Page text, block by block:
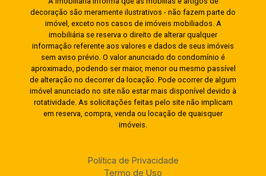
decoração são meramente ilustrativos - não fazem parte do
imóvel, exceto nos casos de imóveis mobiliados. A
imobiliária se reserva o direito de alterar qualquer
informação referente aos valores e dados de seus imóveis
sem aviso prévio. O valor anunciado do condomínio é
aproximado, podendo ser maior, menor ou mesmo passível
de alteração no decorrer da locação. Pode ocorrer de algum
imóvel anunciado no site não estar mais disponível devido à
rotatividade. As solicitações feitas pelo site não implicam
em reserva, compra, venda ou locação de quaisquer
imóveis.
Política de Privacidade
Termo de Uso